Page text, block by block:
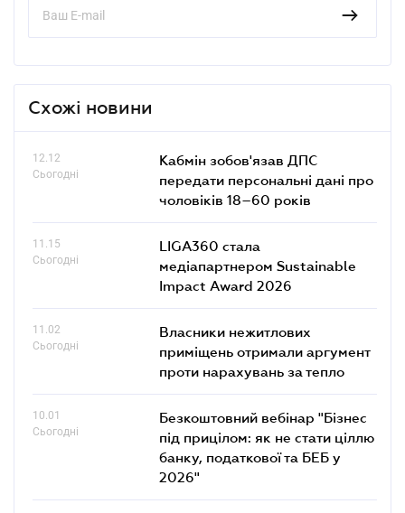
Схожі новини
12.12
Сьогодні
Кабмін зобов'язав ДПС
передати персональні дані про
чоловіків 18–60 років
11.15
Сьогодні
LIGA360 стала
медіапартнером Sustainable
Impact Award 2026
11.02
Сьогодні
Власники нежитлових
приміщень отримали аргумент
проти нарахувань за тепло
10.01
Сьогодні
Безкоштовний вебінар "Бізнес
під прицілом: як не стати ціллю
банку, податкової та БЕБ у
2026"